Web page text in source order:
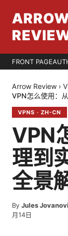
FRONT PAGE
Arrow Review ›
VPN怎么使用：
VPNS · ZH-CN
VPN
理到
全景
By Jules
月14日